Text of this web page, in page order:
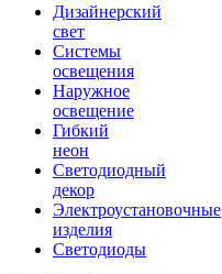
Дизайнерский
свет
Системы
освещения
Наружное
освещение
Гибкий
неон
Светодиодный
декор
Электроустановочные
изделия
Светодиоды